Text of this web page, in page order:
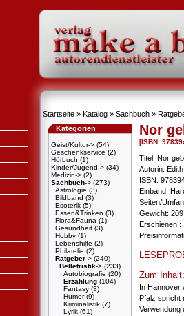
Startseite » Katalog » Sachbuch »
Kategorien
Geist/Kultur-> (54)
Geschenkservice (2)
Hörbuch (1)
Kinder/Jugend-> (34)
Medizin-> (2)
Sachbuch-> (273)
Astrologie (3)
Bildband (3)
Esoterik (5)
Essen&Trinken (3)
Flora&Fauna (1)
Gesundheit (3)
Hobby (1)
Lebenshilfe (2)
Philatelie (2)
Ratgeber-> (240)
Belletristik-> (233)
Autobiografie (20)
Erzählung (104)
Fantasy (3)
Humor(9)
Kriminalistik (7)
Lyrik (61)
Nor
[ISBN:
Titel: Nor
Autorin:
ISBN:
Einband:
Seiten/
Gewicht:
Erschienen :
Zum Inhalt:
In
Pfalz spricht
Verwendung